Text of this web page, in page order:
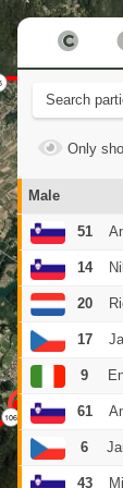
108
42
106 107
Only
Male
51
14
20
17
9
61
6
43